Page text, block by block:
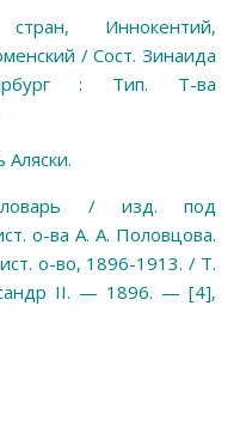
Иннокентий,
/ Сост. Зинаида
: Тип. Т-ва
Аляски.
словарь / изд. под
о-ва А. А. Половцова.
о-во, 1896-1913. / Т.
II. — 1896. — [4],